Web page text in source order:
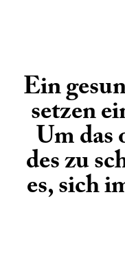
Ein
setzen
Um das
des zu
es, sich